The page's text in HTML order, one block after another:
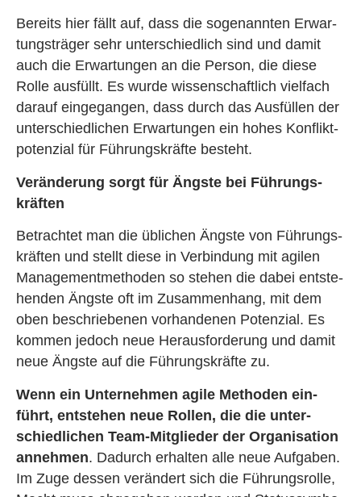
Be­reits hier fällt auf, dass die so­ge­nann­ten Er­war­
tungs­trä­ger sehr un­ter­schied­lich sind und damit
auch die Er­war­tun­gen an die Per­son, die diese
Rolle aus­füllt. Es wurde wis­sen­schaft­lich viel­fach
dar­auf ein­ge­gan­gen, dass durch das Aus­fül­len der
un­ter­schied­li­chen Er­war­tun­gen ein hohes Kon­flikt­
po­ten­zi­al für Füh­rungs­kräf­te be­steht.
Ver­än­de­rung sorgt für Ängs­te bei Füh­rungs­
kräf­ten
Be­trach­tet man die üb­li­chen Ängs­te von Füh­rungs­
kräf­ten und stellt diese in Ver­bin­dung mit agi­len
Ma­nage­ment­me­tho­den so ste­hen die dabei ent­ste­
hen­den Ängs­te oft im Zu­sam­men­hang, mit dem
oben be­schrie­be­nen vor­han­de­nen Po­ten­zi­al. Es
kom­men je­doch neue Her­aus­for­de­rung und damit
neue Ängs­te auf die Füh­rungs­kräf­te zu.
Wenn ein Un­ter­neh­men agile Me­tho­den ein­
führt, ent­ste­hen neue Rol­len, die die un­ter­
schied­li­chen Team-Mit­glie­der der Or­ga­ni­sa­ti­on
an­neh­men. Da­durch er­hal­ten alle neue Auf­ga­ben.
Im Zuge des­sen ver­än­dert sich die Füh­rungs­rol­le,